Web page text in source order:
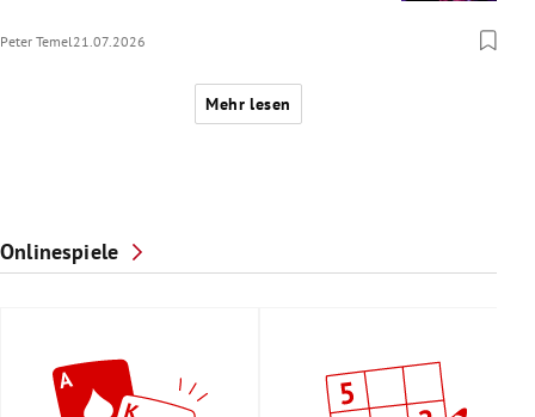
Peter Temel 21.07.2026
Mehr lesen
Onlinespiele